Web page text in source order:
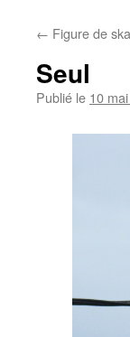
← Figure de
Seul
Publié le 10